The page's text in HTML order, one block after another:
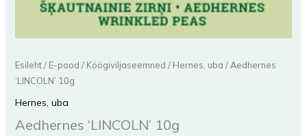
Esileht/ E-pood / Köögiviljaseemned / Hernes, uba / Aedhernes
‘LINCOLN’ 10g
Hernes, uba
Aedhernes ‘LINCOLN’ 10g